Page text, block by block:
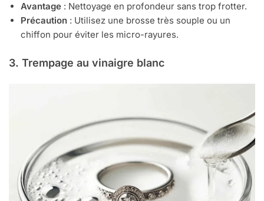
Avantage : Nettoyage en profondeur sans trop frotter.
Précaution : Utilisez une brosse très souple ou un
chiffon pour éviter les micro-rayures.
3. Trempage au vinaigre blanc